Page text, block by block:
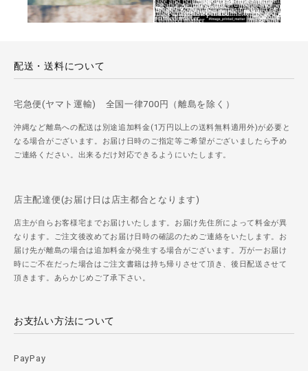
配送・送料について
宅急便(ヤマト運輸) 全国一律700円（離島を除く）
沖縄など離島への配送は別途追加料金(1万円以上の送料無料適用外)が必要と
なる場合がございます。お届け日時のご指定等ご希望がございましたら予め
ご連絡ください。出来るだけ対応できるようにいたします。
店主配達便(お届け日は店主都合となります)
店主が自らお客様宅までお届けいたします。お届け先住所によって料金が異
なります。ご注文後改めてお届け日時の確認のためご連絡をいたします。お
届け先が離島の場合は追加料金が発生する場合がございます。万が一お届け
時にご不在だった場合はご注文書籍は持ち帰りさせて頂き、後日配送させて
頂きます。あらかじめご了承下さい。
お支払い方法について
PayPay